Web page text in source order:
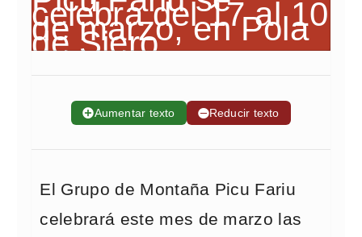
➕Aumentar texto ➖Reducir texto
El Grupo de Montaña Picu Fariu
celebrará este mes de marzo las